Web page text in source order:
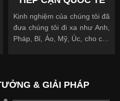
Kinh nghiệm của chúng tôi đã
đưa chúng tôi đi xa như Anh,
Pháp, Bỉ, Áo, Mỹ, Úc, cho các
& GIẢI PHÁP